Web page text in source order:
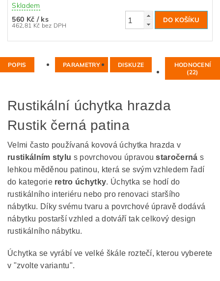
Skladem
560 Kč / ks
462,81 Kč bez DPH
POPIS PARAMETRY DISKUZE
HODNOCENÍ
(22)
Rustikální úchytka hrazda
Rustik černá patina
Velmi často používaná kovová úchytka hrazda v
rustikálním stylu s povrchovou úpravou staročernás
lehkou měděnou patinou, která se svým vzhledem řadí
do kategorie retro úchytky. Úchytka se hodí do
rustikálního interiéru nebo pro renovaci staršího
nábytku. Díky svému tvaru a povrchové úpravě dodává
nábytku postarší vzhled a dotváří tak celkový design
rustikálního nábytku.
Úchytka se vyrábí ve velké škále roztečí, kterou vyberete
v "zvolte variantu".